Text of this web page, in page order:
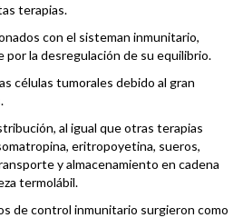
terapias.
con el sisteman inmunitario,
la desregulación de su equilibrio.
células tumorales debido al gran
al igual que otras terapias
eritropoyetina, sueros,
y almacenamiento en cadena
termolábil.
de control inmunitario surgieron como